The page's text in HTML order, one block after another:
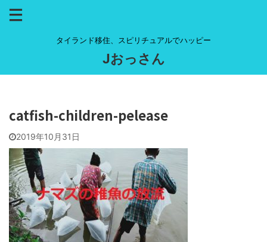
タイランド移住、スピリチュアルでハッピー
Jおっさん
catfish-children-pelease
2019年10月31日